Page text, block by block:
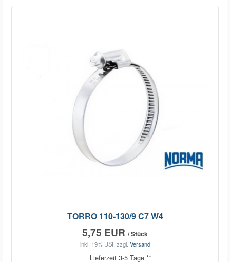
TORRO 110-130/9 C7 W4
5,75 EUR / Stück
inkl. 19% USt. zzgl. Versand
Lieferzeit 3-5 Tage **